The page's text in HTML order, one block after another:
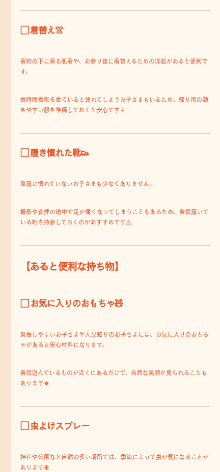
□ 着替え👚
着物の下に着る肌着や、お参り後に着替えるための洋服があると便利で
す。
長時間着物を着ていると疲れてしまうお子さまもいるため、帰り用の動
きやすい服を準備しておくと安心です👧
□ 履き慣れた靴👟
草履に慣れていないお子さまも少なくありません。
撮影や参拝の途中で足が痛くなってしまうこともあるため、普段履いて
いる靴を持参しておくのがおすすめです⚠️
【あると便利な持ち物】
□ お気に入りのおもちゃ🧸
緊張しやすいお子さまや人見知りのお子さまには、お気に入りのおもち
ゃがあると安心材料になります。
普段遊んでいるものが近くにあるだけで、自然な笑顔が見られることも
あります🍀
□ 虫よけスプレー
神社や公園など自然の多い場所では、季節によって虫が気になることが
あります🐜